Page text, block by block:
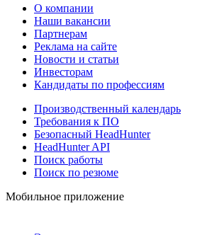
О компании
Наши вакансии
Партнерам
Реклама на сайте
Новости и статьи
Инвесторам
Кандидаты по профессиям
Производственный календарь
Требования к ПО
Безопасный HeadHunter
HeadHunter API
Поиск работы
Поиск по резюме
Мобильное приложение